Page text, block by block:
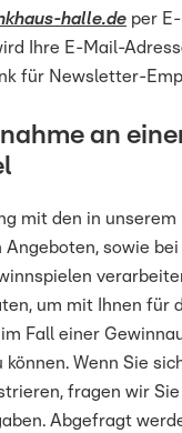
halle.de per
Ihre E-Mail-
für Newsletter-
an
mit den in
Angeboten, sowie
um mit Ihnen für
Fall einer
Wenn Sie
fragen wir
Abgefragt